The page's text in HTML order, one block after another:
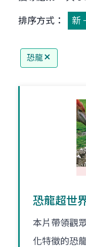
排序方式： 新
恐龍
恐龍超世
本片帶領觀
化特徵的恐